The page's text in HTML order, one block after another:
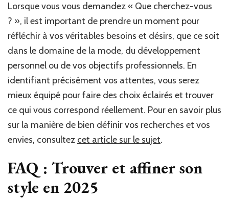
Lorsque vous vous demandez « Que cherchez-vous
? », il est important de prendre un moment pour
réfléchir à vos véritables besoins et désirs, que ce soit
dans le domaine de la mode, du développement
personnel ou de vos objectifs professionnels. En
identifiant précisément vos attentes, vous serez
mieux équipé pour faire des choix éclairés et trouver
ce qui vous correspond réellement. Pour en savoir plus
sur la manière de bien définir vos recherches et vos
envies, consultez cet article sur le sujet.
FAQ : Trouver et affiner son
style en 2025